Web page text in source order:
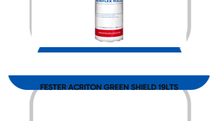
$3,911.00
FESTER ACRITON GREEN SHIELD 19LTS